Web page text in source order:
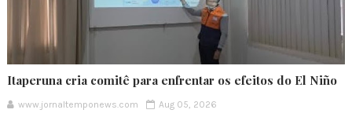
Itaperuna cria comitê para enfrentar os efeitos do El Niño
www.jornaltemponews.com Aug 05, 2026